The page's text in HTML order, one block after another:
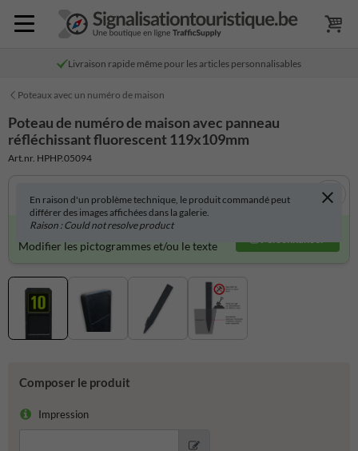
Livraison rapide même pour les articles personnalisables
Poteaux avec un numéro de maison
Poteau de numéro de maison avec panneau
réfléchissant fluorescent 119x109mm
Art.nr. HPHP.05094
En raison d'un problème technique, le produit commandé peut
différer des images affichées dans la galerie.
Raison : Could not resolve product
Produit personnalisable ?
Modifier les pictogrammes et/ou le texte
Personnaliser
Composer le produit
Impression